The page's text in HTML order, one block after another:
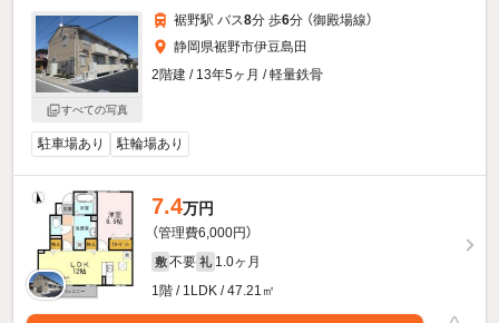
すべての写真
裾野駅 バス8分 歩6分 （御殿場線）
静岡県裾野市伊豆島田
2階建 / 13年5ヶ月 / 軽量鉄骨
駐車場あり 駐輪場あり
7.4万円
（管理費6,000円）
敷 不要 礼 1.0ヶ月
1階 / 1LDK / 47.21㎡